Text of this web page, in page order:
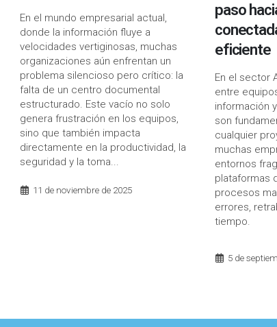
En el mundo empresarial actual,
donde la información fluye a
velocidades vertiginosas, muchas
organizaciones aún enfrentan un
problema silencioso pero crítico: la
falta de un centro documental
estructurado. Este vacío no solo
genera frustración en los equipos,
sino que también impacta
directamente en la productividad, la
seguridad y la toma...
11 de noviembre de 2025
paso
eficiente
En el sector
entre
información
son
cualquier
muchas
entornos
plataformas
procesos
errores,
tiempo.
5 de